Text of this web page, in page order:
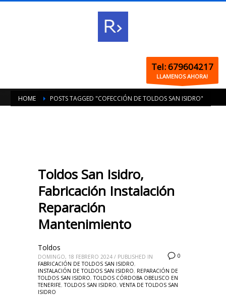
Tel: 679604217
LLAMENOS AHORA!
HOME POSTS TAGGED "COFECCIÓN DE TOLDOS SAN ISIDRO"
Toldos San Isidro,
Fabricación Instalación
Reparación
Mantenimiento
0
Toldos
DOMINGO, 18 FEBRERO 2024 / PUBLISHED IN
FABRICACIÓN DE TOLDOS SAN ISIDRO,
INSTALACIÓN DE TOLDOS SAN ISIDRO, REPARACIÓN DE
TOLDOS SAN ISIDRO,TOLDOS CÓRDOBA OBELISCO EN
TENERIFE,TOLDOS SAN ISIDRO, VENTA DE TOLDOS SAN
ISIDRO